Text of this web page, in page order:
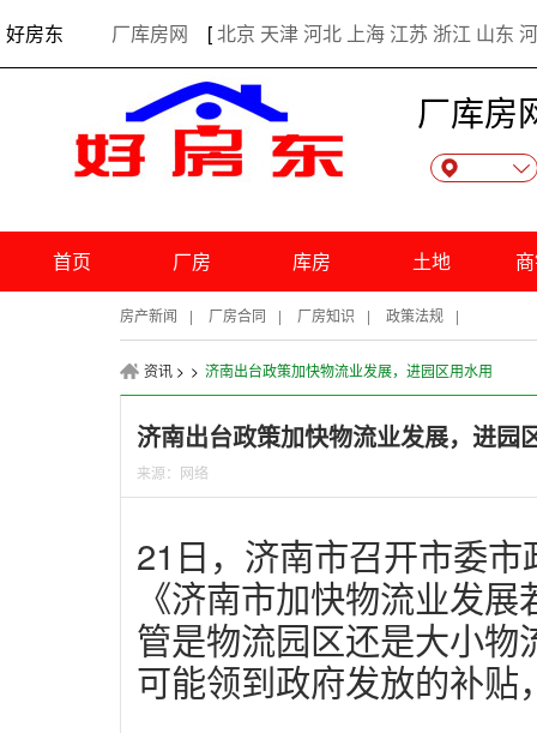
好房东 厂库房网 [北京 天津河北 上海 江苏 浙江 山东
出租厂房 • 需求发布 •个人信息管理
厂库房
首页 厂房 库房 土地
房产新闻 | 厂房合同 | 厂房知识 | 政策法规 |
资讯 > > 济南出台政策加快物流业发展，进园区用水用
济南出台政策加快物流业发展，进园
来源：网络
21日，济南市召开市委
《济南市加快物流业发
管是物流园区还是大小
可能领到政府发放的补贴